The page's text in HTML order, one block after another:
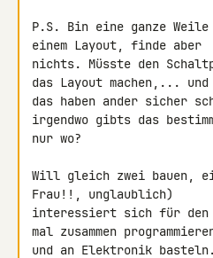
P.S. Bin eine ganze
einem Layout, finde aber
nichts. Müsste den
das Layout machen,... und
das haben ander sicher
irgendwo gibts das
nur wo?
Will gleich zwei bauen,
Frau!!, unglaublich)
interessiert sich für den
mal zusammen
und an Elektronik basteln.